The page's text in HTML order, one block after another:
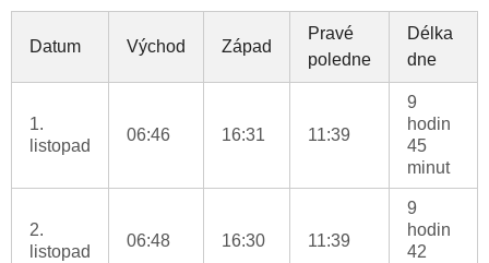
Datum Východ Západ
Pravé
poledne
Délka
dne
1.
listopad
06:46 16:31 11:39
9
hodin
45
minut
2.
listopad
06:48 16:30 11:39
9
hodin
42